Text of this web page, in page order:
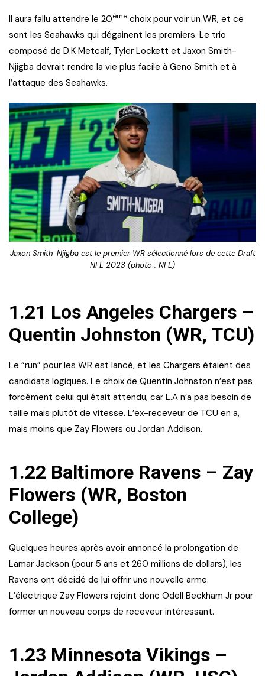
Il aura fallu attendre le 20ème choix pour voir un WR, et ce
sont les Seahawks qui dégainent les premiers. Le trio
composé de D.K Metcalf, Tyler Lockett et Jaxon Smith-
Njigba devrait rendre la vie plus facile à Geno Smith et à
l’attaque des Seahawks.
Jaxon Smith-Njigba est le premier WR sélectionné lors de cette Draft
NFL 2023 (photo : NFL)
1.21 Los Angeles Chargers –
Quentin Johnston (WR, TCU)
Le “run” pour les WR est lancé, et les Chargers étaient des
candidats logiques. Le choix de Quentin Johnston n’est pas
forcément celui qui était attendu, car L.A n’a pas besoin de
taille mais plutôt de vitesse. L’ex-receveur de TCU en a,
mais moins que Zay Flowers ou Jordan Addison.
1.22 Baltimore Ravens – Zay
Flowers (WR, Boston
College)
Quelques heures après avoir annoncé la prolongation de
Lamar Jackson (pour 5 ans et 260 millions de dollars), les
Ravens ont décidé de lui offrir une nouvelle arme.
L’électrique Zay Flowers rejoint donc Odell Beckham Jr pour
former un nouveau corps de receveur intéressant.
1.23 Minnesota Vikings –